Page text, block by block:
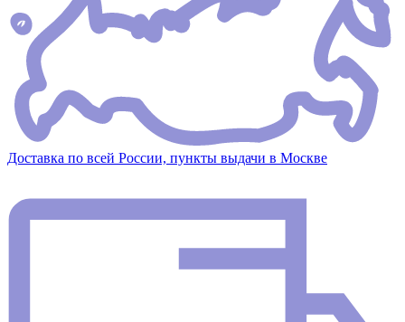
Доставка по всей России, пункты выдачи в Москве